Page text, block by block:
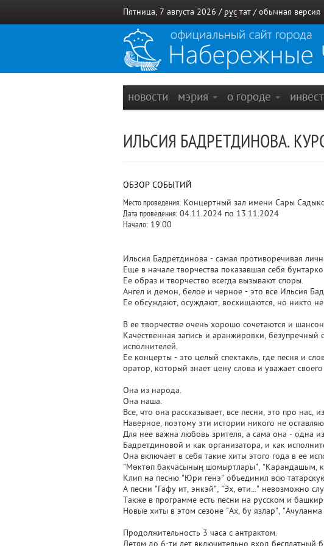
Пятница, 7 августа 2026 / рус тат / обычная версия
новости мэрия о городе
ИЛЬСИЯ БАДРЕТДИНОВА.
ОБЗОР СОБЫТИЙ
Место проведения: Концертный зал имени Сары
Дата проведения: 04.11.2024 по 13.11.2024
Начало: 19.00
Ильсия Бадретдинова - самая противоречивая
Еще в начале творчества показавшая себя
Ее образ и творчество всегда вызывают споры.
Ангел и демон, белое и черное - это все Ильсия
Ее обсуждают, осуждают, восхищаются, но никто
В ее творчестве очень хорошо сочетаются и
Качественная запись и аранжировки,
исполнителей.
Ее концерты - это целый спектакль, где песня и
оратор, который знает цену слова и уважает
Она из народа.
Она наша.
Все, что она рассказывает, все песни, это про нас,
Наверное, поэтому эти истории никого не
Для нее важна любовь зрителя, а сама она - одна
Бадретдиновой и как организатора, и как
Она включает в себя такие хиты этого года в ее
"Мәктәп бакчасының шомыртлары", "Карандашым,
Клип на песню "Юри генэ" объединил всю
А песни "Гафу ит, энкэй", "Эх, әти..." невозможно
Также в программе есть песни на русском и
Новые хиты в этом сезоне "Ах, бу язлар",
Продолжительность 3 часа с антрактом.
Детям до 6-ти лет включительно вход бесплатный